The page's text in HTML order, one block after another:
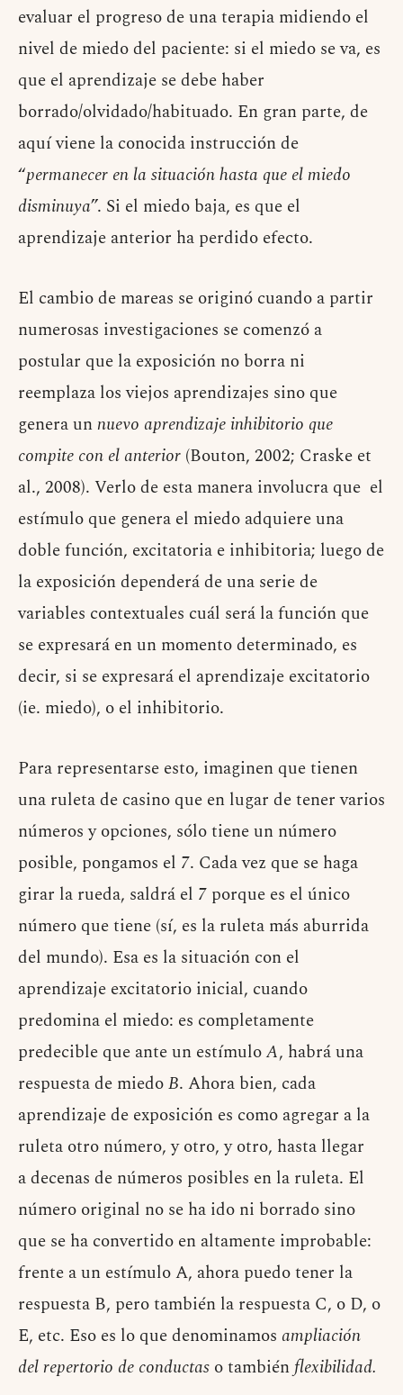
evaluar el progreso de una terapia midiendo el
nivel de miedo del paciente: si el miedo se va, es
que el aprendizaje se debe haber
borrado/olvidado/habituado. En gran parte, de
aquí viene la conocida instrucción de
“permanecer en la situación hasta que el miedo
disminuya”. Si el miedo baja, es que el
aprendizaje anterior ha perdido efecto.
El cambio de mareas se originó cuando a partir
numerosas investigaciones se comenzó a
postular que la exposición no borra ni
reemplaza los viejos aprendizajes sino que
genera unnuevo aprendizaje inhibitorio que
compite con el anterior (Bouton, 2002; Craske et
al., 2008). Verlo de esta manera involucra que el
estímulo que genera el miedo adquiere una
doble función, excitatoria e inhibitoria; luego de
la exposición dependerá de una serie de
variables contextuales cuál será la función que
se expresará en un momento determinado, es
decir, si se expresará el aprendizaje excitatorio
(ie. miedo), o el inhibitorio.
Para representarse esto, imaginen que tienen
una ruleta de casino que en lugar de tener varios
números y opciones, sólo tiene un número
posible, pongamos el 7. Cada vez que se haga
girar la rueda, saldrá el 7 porque es el único
número que tiene (sí, es la ruleta más aburrida
del mundo). Esa es la situación con el
aprendizaje excitatorio inicial, cuando
predomina el miedo: es completamente
predecible que ante un estímuloA, habrá una
respuesta de miedoB. Ahora bien, cada
aprendizaje de exposición es como agregar a la
ruleta otro número, y otro, y otro, hasta llegar
a decenas de números posibles en la ruleta. El
número original no se ha ido ni borrado sino
que se ha convertido en altamente improbable:
frente a un estímulo A, ahora puedo tener la
respuesta B, pero también la respuesta C, o D, o
E, etc. Eso es lo que denominamos ampliación
del repertorio de conductas o tambiénflexibilidad.